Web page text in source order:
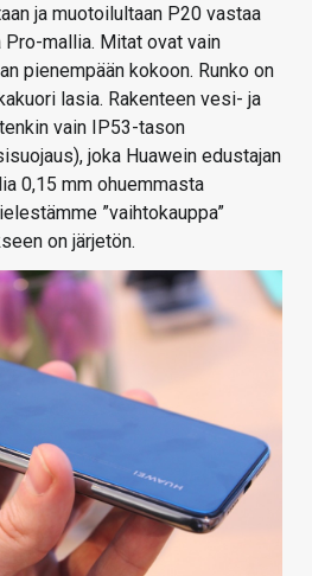
ja muotoilultaan P20 vastaa
mallia. Mitat ovat vain
pienempään kokoon. Runko on
lasia. Rakenteen vesi- ja
vain IP53-tason
joka Huawein edustajan
0,15 mm ohuemmasta
”vaihtokauppa”
on järjetön.